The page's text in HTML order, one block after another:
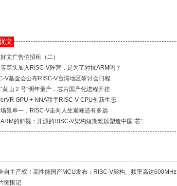
文
文广告位招租（二）
巨头加入RISC-V阵营，是为了对抗ARM吗？
V基金会公布RISC-V台湾地区研讨会日程
黄山 2 号”明年量产，芯片国产化进程开挂
GPU + NNA联手RISC-V CPU创新生态
景单一，RISC-V走向人生巅峰还有多远
的斜视：开源的RISC-V架构短期难以塑造中国“芯”
自主产权！高性能国产MCU发布：RISC-V架构、频率高达600MHz
突围记